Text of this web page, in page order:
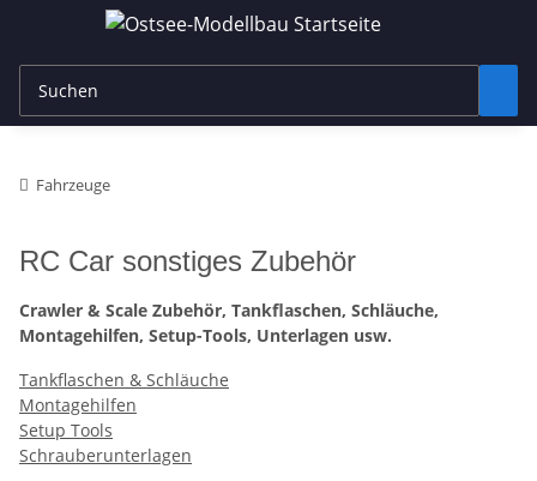
Fahrzeuge
RC Car sonstiges Zubehör
Crawler & Scale Zubehör, Tankflaschen, Schläuche,
Montagehilfen, Setup-Tools, Unterlagen usw.
Tankflaschen & Schläuche
Montagehilfen
Setup Tools
Schrauberunterlagen